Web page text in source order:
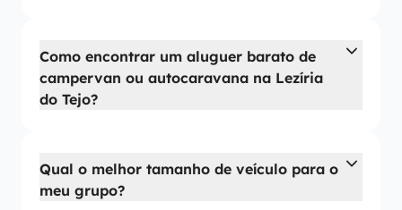
Como encontrar um aluguer barato de
campervan ou autocaravana na Lezíria
do Tejo?
Qual o melhor tamanho de veículo para o
meu grupo?